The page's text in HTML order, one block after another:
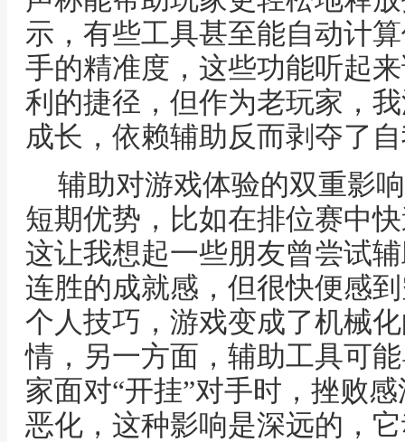
示，有些工具甚至能自动计
手的精准度，这些功能听起
利的捷径，但作为老玩家，
成长，依赖辅助反而剥夺了
辅助对游戏体验的双重影
短期优势，比如在排位赛中
这让我想起一些朋友曾尝试
连胜的成就感，但很快便感
个人技巧，游戏变成了机械
情，另一方面，辅助工具可
家面对“开挂”对手时，挫败
恶化，这种影响是深远的，